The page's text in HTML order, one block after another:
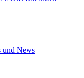
und News